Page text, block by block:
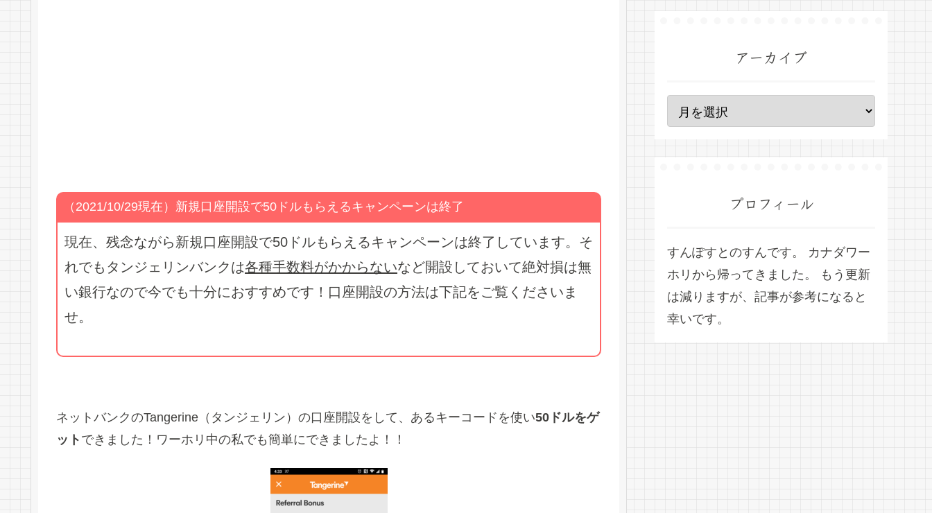
（2021/10/29現在）新規口座開設で50ドルもらえるキャンペーンは終了
現在、残念ながら新規口座開設で50ドルもらえるキャンペーンは終了しています。そ
れでもタンジェリンバンクは各種手数料がかからないなど開設しておいて絶対損は無
い銀行なので今でも十分におすすめです！口座開設の方法は下記をご覧くださいま
せ。
ネットバンクのTangerine（タンジェリン）の口座開設をして、あるキーコードを使い50ドルをゲ
ット できました！ワーホリ中の私でも簡単にできましたよ！！
アーカイブ
プロフィール
すんぽすとのすんです。 カナダワー
ホリから帰ってきました。 もう更新
は減りますが、記事が参考になると
幸いです。